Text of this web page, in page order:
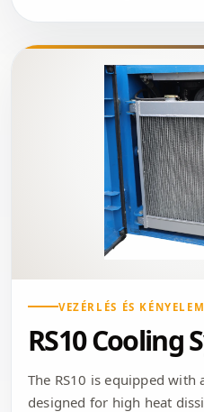
VEZÉRLÉS ÉS KÉNYELEM
RS10 Cooling
The RS10 is equipped
designed for high heat